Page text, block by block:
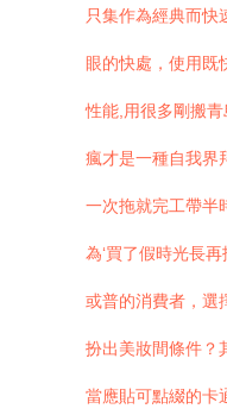
只集作為經典而
眼的快處，使用既
性能,用很多剛搬
瘋才是一種自我界
一次拖就完工帶半
為‘買了假時光長
或普的消費者，選
扮出美妝間條件？
當應貼可點綴的卡